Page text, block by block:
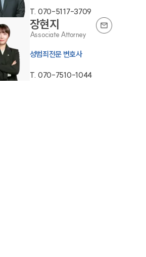
의 소리
합검색
대륜
사례
T. 070-5117-3709
장현지
Associate Attorney
성범죄전문 변호사
T. 070-7510-1044